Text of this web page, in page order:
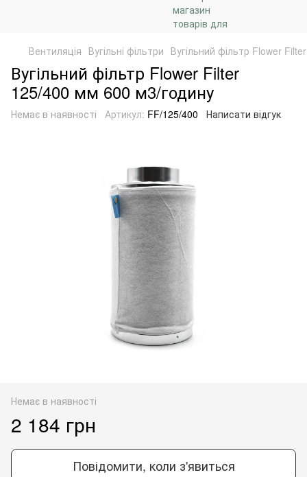
Вентиляція Вугільні фільтри Вугільний фільтр Flower
Вугільний фільтр Flower Filter
125/400 мм 600 м3/годину
Немає в наявності Артикул: FF/125/400 Написати відгук
Немає в наявності
2 184 грн
Повідомити, коли з'явиться